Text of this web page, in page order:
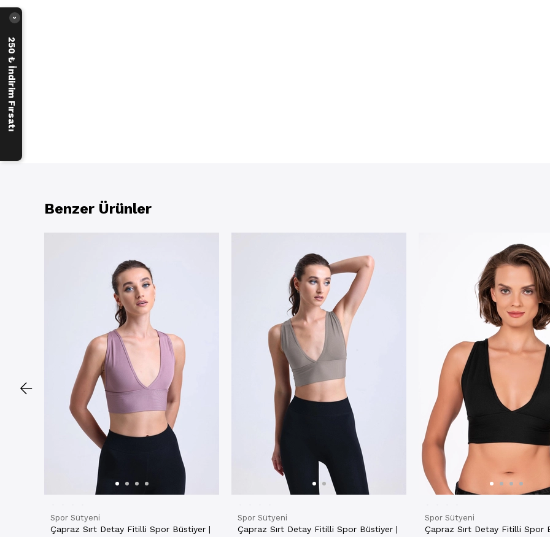
Benzer Ürünler
Spor Sütyeni
Çapraz Sırt Detay Fitilli Spor Büstiyer |
Spor Sütyeni
Çapraz Sırt Detay Fitilli Spor Büstiyer |
Spor Sütyeni
Çapraz Sırt Detay Fitilli Spor
250 ₺ İndirim Fırsatı
›